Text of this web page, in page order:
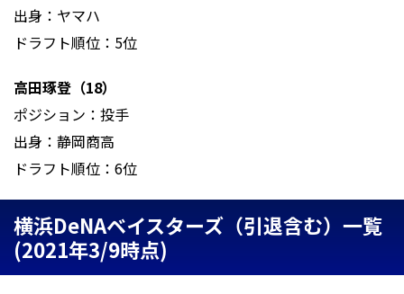
出身：ヤマハ
ドラフト順位：5位
高田琢登（18）
ポジション：投手
出身：静岡商高
ドラフト順位：6位
横浜DeNAベイスターズ（引退含む）一覧
(2021年3/9時点)